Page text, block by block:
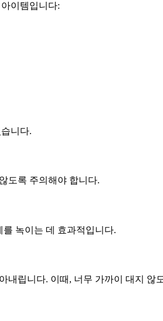
이템입니다:
니다.
도록 주의해야 합니다.
녹이는 데 효과적입니다.
내립니다. 이때, 너무 가까이 대지 않